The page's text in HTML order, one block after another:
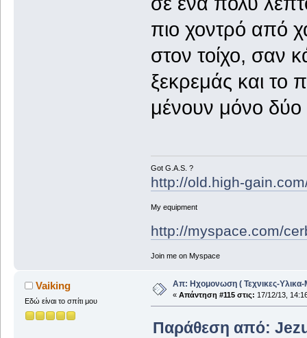
πιο χοντρό από
στον τοίχο, σαν
ξεκρεμάς και το
μένουν μόνο
Got G.A.S. ?
http://old.high-
My equipment
http://myspace.com/
Join me on Myspace
Vaiking
Εδώ είναι το σπίτι μου
Απ: Ηχομονωση ( Τεχνικες-Υλικα-
« Απάντηση #115 στις: 17/12/13,
Παράθεση από: